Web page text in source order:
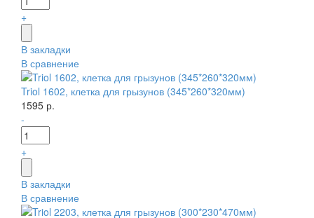
+
В закладки
В сравнение
Triol 1602, клетка для грызунов (345*260*320мм)
1595 р.
-
+
В закладки
В сравнение